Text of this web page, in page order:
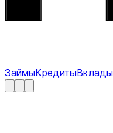
ЗаймыКредитыВклады